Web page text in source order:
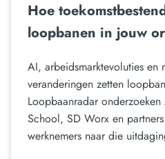
Hoe
loopbanen in jouw
AI, arbeidsmarktevoluties en
veranderingen zetten
Loopbaanradar
School, SD Worx en
werknemers naar die